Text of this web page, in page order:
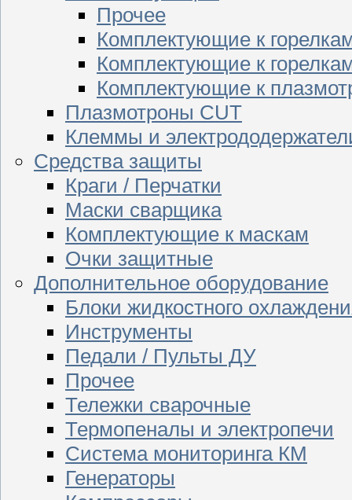
Прочее
Комплектующие к
Комплектующие к
Комплектующие к
Плазмотроны CUT
Клеммы и
Средства защиты
Краги / Перчатки
Маски сварщика
Комплектующие к маскам
Очки защитные
Дополнительное оборудование
Блоки жидкостного
Инструменты
Педали / Пульты ДУ
Прочее
Тележки сварочные
Термопеналы и электропечи
Система мониторинга КМ
Генераторы